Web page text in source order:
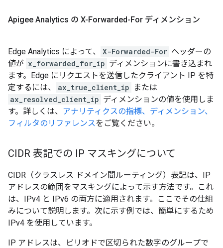
Apigee Analytics の X-Forwarded-For ディメンション
Edge Analytics によって、 X-Forwarded-For ヘッダーの
値が x_forwarded_for_ip ディメンションに書き込まれ
ます。Edge にリクエストを送信したクライアント IP を特
定するには、
ax_true_client_ip
または
ax_resolved_client_ip ディメンションの値を使用しま
す。詳しくは、 アナリティクスの指標、ディメンション、
フィルタのリファレンスをご覧ください。
CIDR 表記での IP マスキングについて
CIDR（クラスレス ドメイン間ルーティング）表記は、IP
アドレスの範囲をマスキングによって示す方法です。これ
は、IPv4 と IPv6 の両方に適用されます。ここでその仕組
みについて説明します。次に示す例では、簡単にするため
IPv4 を使用しています。
IP アドレスは、ピリオドで区切られた数字のグループで